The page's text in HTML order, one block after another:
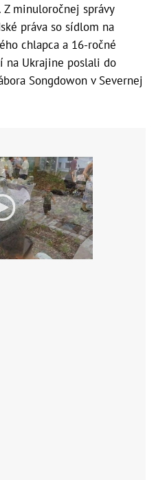
Z minuloročnej správy
práva so sídlom na
chlapca a 16-ročné
na Ukrajine poslali do
Songdowon v Severnej